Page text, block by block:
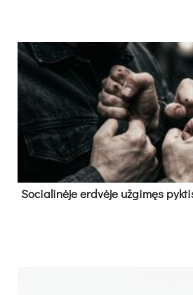
So­cia­li­nė­je erd­vė­je už­gi­męs